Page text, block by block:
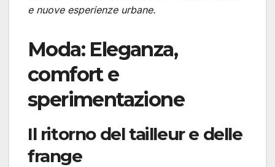
e nuove esperienze urbane.
Moda: Eleganza,
comfort e
sperimentazione
Il ritorno del tailleur e delle
frange